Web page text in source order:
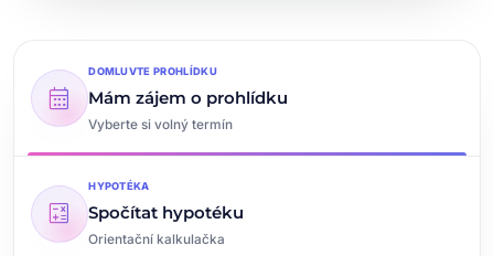
calendar_month
DOMLUVTE PROHLÍDKU
Mám zájem o prohlídku
Vyberte si volný termín
calculate
HYPOTÉKA
Spočítat hypotéku
Orientační kalkulačka